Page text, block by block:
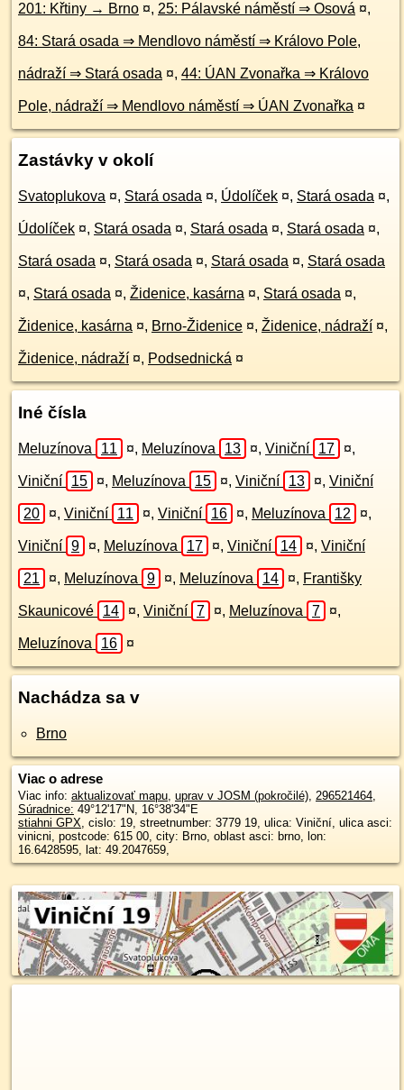
201: Křtiny → Brno ¤, 25: Pálavské náměstí ⇒ Osová ¤,
84: Stará osada ⇒ Mendlovo náměstí ⇒ Královo Pole,
nádraží ⇒ Stará osada ¤, 44: ÚAN Zvonařka ⇒ Královo
Pole, nádraží ⇒ Mendlovo náměstí ⇒ ÚAN Zvonařka ¤
Zastávky v okolí
Svatoplukova ¤, Stará osada ¤, Údolíček ¤, Stará osada ¤,
Údolíček ¤, Stará osada ¤, Stará osada ¤, Stará osada ¤,
Stará osada ¤, Stará osada ¤, Stará osada ¤, Stará osada
¤, Stará osada ¤, Židenice, kasárna ¤, Stará osada ¤,
Židenice, kasárna ¤, Brno-Židenice ¤, Židenice, nádraží ¤,
Židenice, nádraží ¤, Podsednická ¤
Iné čísla
Meluzínova 11 ¤, Meluzínova 13 ¤, Viniční 17 ¤,
Viniční 15 ¤, Meluzínova 15 ¤, Viniční 13 ¤, Viniční
20 ¤, Viniční 11 ¤, Viniční 16 ¤, Meluzínova 12 ¤,
Viniční 9 ¤, Meluzínova 17 ¤, Viniční 14 ¤, Viniční
21 ¤, Meluzínova 9 ¤, Meluzínova 14 ¤, Františky
Skaunicové 14 ¤, Viniční 7 ¤, Meluzínova 7 ¤,
Meluzínova 16 ¤
Nachádza sa v
Brno
Viac o adrese
Viac info: aktualizovať mapu, uprav v JOSM (pokročilé), 296521464,
Súradnice: 49°12'17"N, 16°38'34"E
stiahni GPX, cislo: 19, streetnumber: 3779 19, ulica: Viniční, ulica asci:
vinicni, postcode: 615 00, city: Brno, oblast asci: brno, lon:
16.6428595, lat: 49.2047659,